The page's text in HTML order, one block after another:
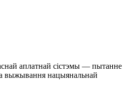
аплатнай сістэмы — пытанне
выжывання нацыянальнай